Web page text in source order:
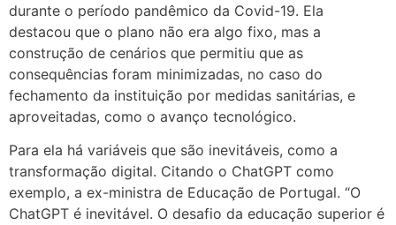
durante o período pandêmico da Covid-19. Ela
destacou que o plano não era algo fixo, mas a
construção de cenários que permitiu que as
consequências foram minimizadas, no caso do
fechamento da instituição por medidas sanitárias, e
aproveitadas, como o avanço tecnológico.
Para ela há variáveis que são inevitáveis, como a
transformação digital. Citando o ChatGPT como
exemplo, a ex-ministra de Educação de Portugal. “O
ChatGPT é inevitável. O desafio da educação superior é